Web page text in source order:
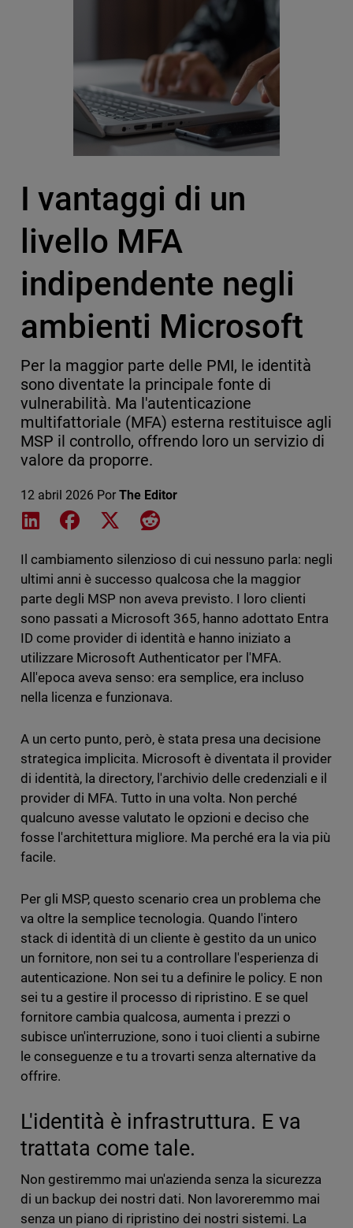
I vantaggi di un
livello MFA
indipendente negli
ambienti Microsoft
Per la maggior parte delle PMI, le identità
sono diventate la principale fonte di
vulnerabilità. Ma l'autenticazione
multifattoriale (MFA) esterna restituisce agli
MSP il controllo, offrendo loro un servizio di
valore da proporre.
12 abril 2026 Por The Editor
Share on LinkedIn
Share on Facebook
Share on XShare on Reddit
Il cambiamento silenzioso di cui nessuno parla: negli
ultimi anni è successo qualcosa che la maggior
parte degli MSP non aveva previsto. I loro clienti
sono passati a Microsoft 365, hanno adottato Entra
ID come provider di identità e hanno iniziato a
utilizzare Microsoft Authenticator per l'MFA.
All'epoca aveva senso: era semplice, era incluso
nella licenza e funzionava.
A un certo punto, però, è stata presa una decisione
strategica implicita. Microsoft è diventata il provider
di identità, la directory, l'archivio delle credenziali e il
provider di MFA. Tutto in una volta. Non perché
qualcuno avesse valutato le opzioni e deciso che
fosse l'architettura migliore. Ma perché era la via più
facile.
Per gli MSP, questo scenario crea un problema che
va oltre la semplice tecnologia. Quando l'intero
stack di identità di un cliente è gestito da un unico
un fornitore, non sei tu a controllare l'esperienza di
autenticazione. Non sei tu a definire le policy. E non
sei tu a gestire il processo di ripristino. E se quel
fornitore cambia qualcosa, aumenta i prezzi o
subisce un'interruzione, sono i tuoi clienti a subirne
le conseguenze e tu a trovarti senza alternative da
offrire.
L'identità è infrastruttura. E va
trattata come tale.
Non gestiremmo mai un'azienda senza la sicurezza
di un backup dei nostri dati. Non lavoreremmo mai
senza un piano di ripristino dei nostri sistemi. La